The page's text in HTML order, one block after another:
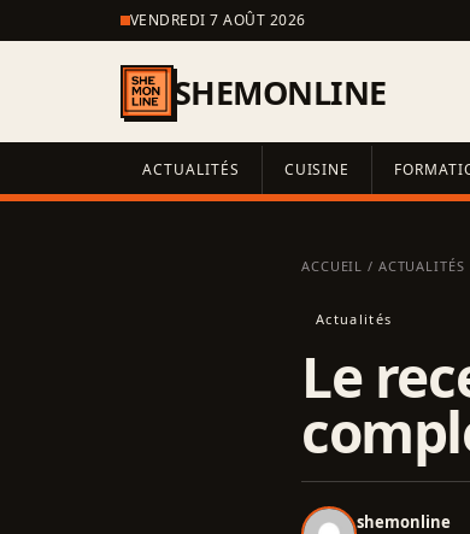
VENDREDI 7 AOÛT 2026
SHEMONLINE
ACTUALITÉS CUISINE
ACCUEIL / ACTUALITÉS
Actualités
Le
shemonline